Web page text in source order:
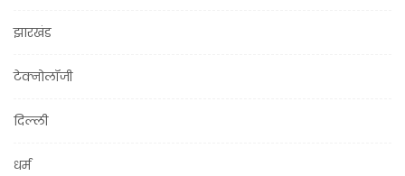
झारखंड
टेक्नोलॉजी
दिल्ली
धर्म